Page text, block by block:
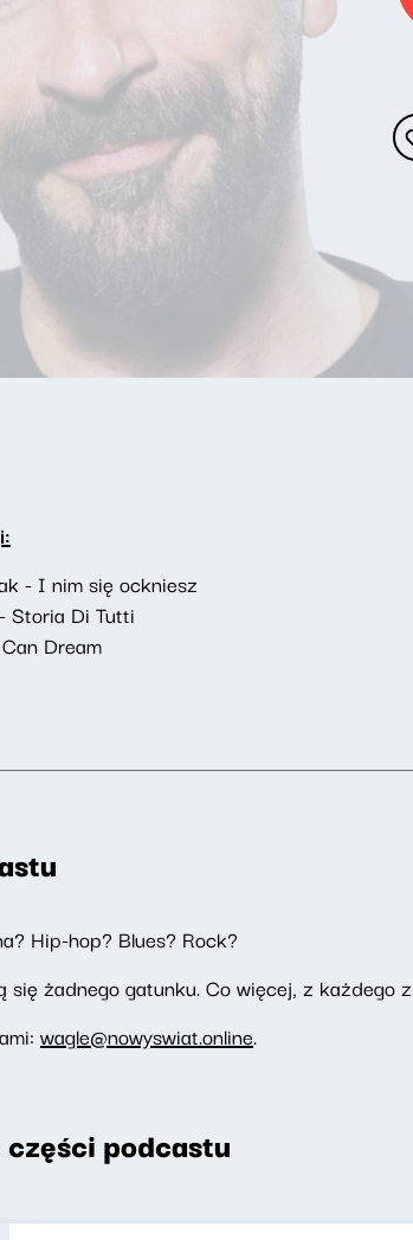
- I nim się ockniesz
Storia Di Tutti
Dream
Hip-hop? Blues? Rock?
się żadnego gatunku. Co więcej, z
wagle@nowyswiat.online.
podcastu